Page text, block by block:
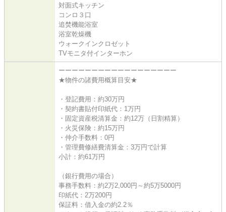
対面式キッチン
コンロ３口
追焚機能浴室
浴室乾燥機
ウォークインクロゼット
TVモニタ付インターホン
ーーーーーーーーーーーーーーーーーー
★物件の諸費用概算目安★
・登記費用：約30万円
・契約書貼付印紙代：1万円
・固定資産税清算金：約12万（日割精算）
・火災保険：約15万円
・仲介手数料：0円
・管理費修繕費清算金：3万円で計算
小計：約61万円
（銀行費用の場合）
事務手数料：約2万2,000円～約5万5000円
印紙代：2万200円
保証料：借入金の約2.2％